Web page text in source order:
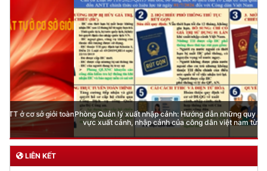
Phòng Quản lý xuất nhập cảnh: Hướng dẫn những quy định mới trong lĩnh
vực xuất cảnh, nhập cảnh của công dân việt nam từ ngày 01/7/2026
LIÊN KẾT